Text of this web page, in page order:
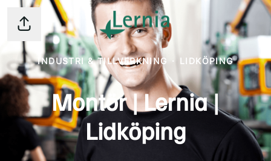
Dela sidan
INDUSTRI & TILLVERKNING · LIDKÖPING
Montör | Lernia |
Lidköping